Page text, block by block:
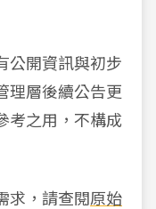
公開資訊與初步
理層後續公告更
考之用，不構成
求，請查閱原始